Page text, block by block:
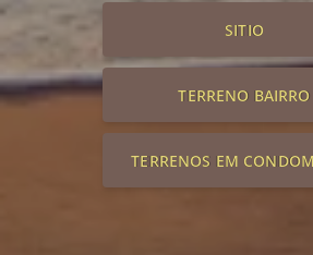
SITIO
TERRENO BAIRRO
TERRENOS EM